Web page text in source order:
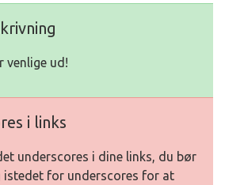
venlige ud!
i links
underscores i dine links, du bør
istedet for underscores for at